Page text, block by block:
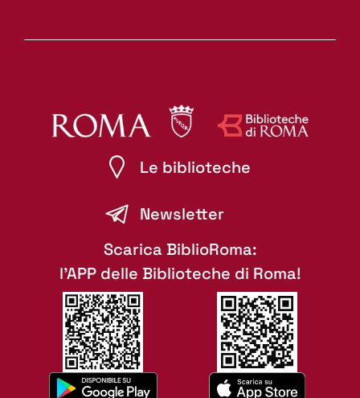
Le biblioteche
Newsletter
Scarica BiblioRoma:
l'APP delle Biblioteche di Roma!